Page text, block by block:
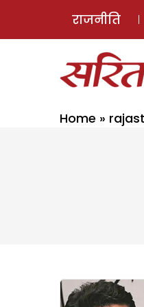
राजनीति
Home »